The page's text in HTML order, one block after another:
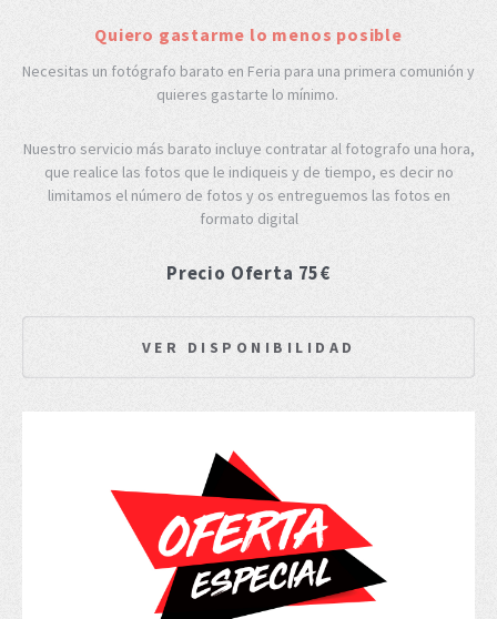
Quiero gastarme lo menos posible
Necesitas un fotógrafo barato en Feria para una primera comunión y
quieres gastarte lo mínimo.
Nuestro servicio más barato incluye contratar al fotografo una hora,
que realice las fotos que le indiqueis y de tiempo, es decir no
limitamos el número de fotos y os entreguemos las fotos en
formato digital
Precio Oferta 75€
VER DISPONIBILIDAD